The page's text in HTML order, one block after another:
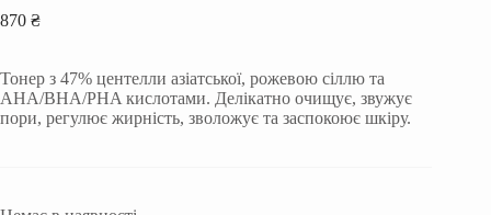
870 ₴
Тонер з 47% центелли азіатської, рожевою сіллю та
AHA/BHA/PHA кислотами. Делікатно очищує, звужує
пори, регулює жирність, зволожує та заспокоює шкіру.